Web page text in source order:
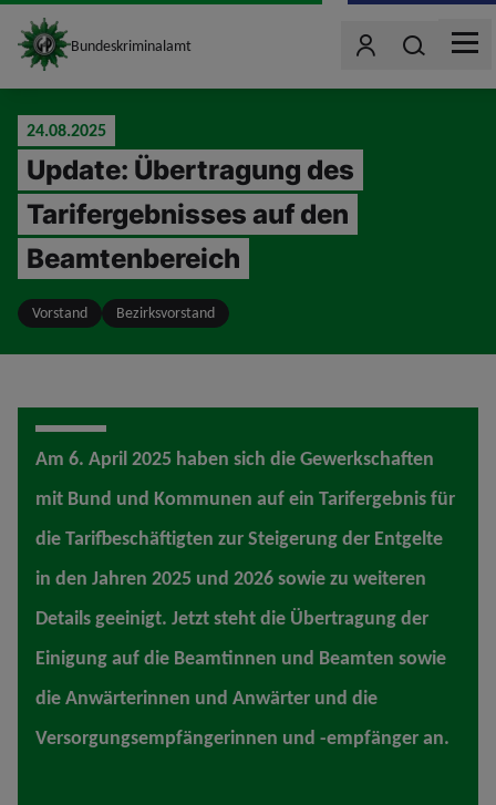
site_logo
Bundeskriminalamt BenutzerWonach
MENU
24.08.2025
Update: Übertragung des
Tarifergebnisses auf den
Beamtenbereich
Vorstand Bezirksvorstand
Am 6. April 2025 haben sich die Gewerkschaften
mit Bund und Kommunen auf ein Tarifergebnis für
die Tarifbeschäftigten zur Steigerung der Entgelte
in den Jahren 2025 und 2026 sowie zu weiteren
Details geeinigt. Jetzt steht die Übertragung der
Einigung auf die Beamtinnen und Beamten sowie
die Anwärterinnen und Anwärter und die
Versorgungsempfängerinnen und -empfänger an.